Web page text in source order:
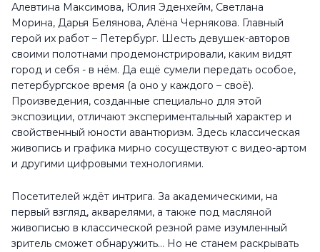
Алевтина Максимова, Юлия Эденхейм, Светлана
Морина, Дарья Белянова, Алёна Чернякова. Главный
герой их работ – Петербург. Шесть девушек-авторов
своими полотнами продемонстрировали, каким видят
город и себя - в нём. Да ещё сумели передать особое,
петербургское время (а оно у каждого – своё).
Произведения, созданные специально для этой
экспозиции, отличают экспериментальный характер и
свойственный юности авантюризм. Здесь классическая
живопись и графика мирно сосуществуют с видео-артом
и другими цифровыми технологиями.
Посетителей ждёт интрига. За академическими, на
первый взгляд, акварелями, а также под масляной
живописью в классической резной раме изумленный
зритель сможет обнаружить… Но не станем раскрывать